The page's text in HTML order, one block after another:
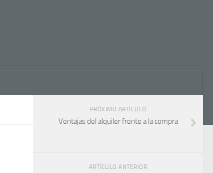
PRÓXIMO ARTÍCULO
Ventajas del alquiler frente a la compra
ARTÍCULO ANTERIOR